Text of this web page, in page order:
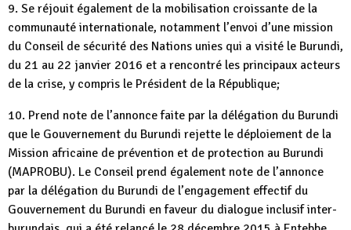
9. Se réjouit également de la mobilisation croissante de la
communauté internationale, notamment l’envoi d’une mission
du Conseil de sécurité des Nations unies qui a visité le Burundi,
du 21 au 22 janvier 2016 et a rencontré les principaux acteurs
de la crise, y compris le Président de la République;
10. Prend note de l’annonce faite par la délégation du Burundi
que le Gouvernement du Burundi rejette le déploiement de la
Mission africaine de prévention et de protection au Burundi
(MAPROBU). Le Conseil prend également note de l’annonce
par la délégation du Burundi de l’engagement effectif du
Gouvernement du Burundi en faveur du dialogue inclusif inter-